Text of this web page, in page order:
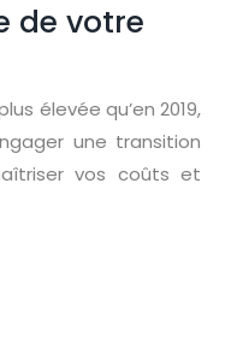
de votre
élevée qu’en 2019,
une transition
vos coûts et